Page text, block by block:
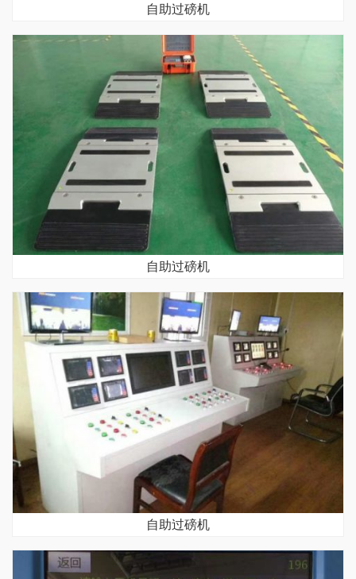
自助过磅机
自助过磅机
自助过磅机